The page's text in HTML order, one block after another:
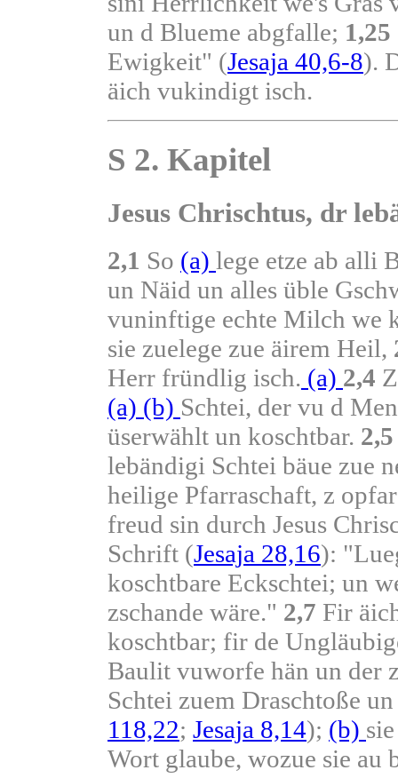
un d Blueme abgfalle; 1,25
Ewigkeit" (Jesaja 40,6-8).
äich vukindigt isch.
S 2. Kapitel
Jesus Chrischtus, dr
2,1 So (a) lege etze ab alli
un Näid un alles üble
vuninftige echte Milch we
sie zuelege zue äirem Heil,
Herr fründlig isch. (a) 2,4
(a) (b) Schtei, der vu d
üserwählt un koschtbar. 2,5
lebändigi Schtei bäue zue
heilige Pfarraschaft, z
freud sin durch Jesus
Schrift (Jesaja 28,16):
koschtbare Eckschtei; un
zschande wäre." 2,7 Fir
koschtbar; fir de
Baulit vuworfe hän un der
Schtei zuem Draschtoße
118,22; Jesaja 8,14); (b)
Wort glaube, wozue sie au